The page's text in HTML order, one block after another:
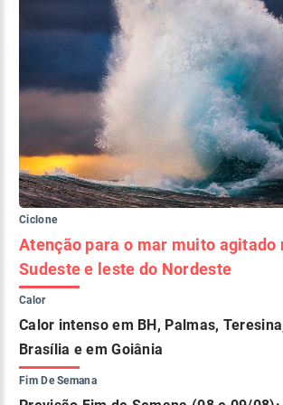
Ciclone
Atenção para o mar muito agitado
Sudeste e leste do Nordeste
Calor
Calor intenso em BH, Palmas,
Brasília e em Goiânia
Fim De Semana